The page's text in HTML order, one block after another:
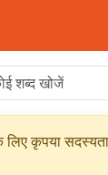
लिए कृपया